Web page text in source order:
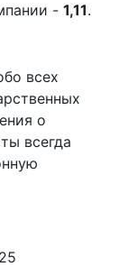
- 1,11.
всех
о
всегда